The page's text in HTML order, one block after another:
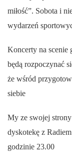
miłość”. Sobota i
wydarzeń
Koncerty na scenie
będą rozpoczynać
że wśród
siebie
My ze swojej
dyskotekę z
godzinie 23.00